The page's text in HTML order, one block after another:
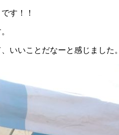
す！！
いいことだなーと感じました。